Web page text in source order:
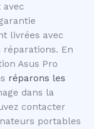
avec
livrées avec
En
Asus Pro
réparons les
dans la
contacter
portables